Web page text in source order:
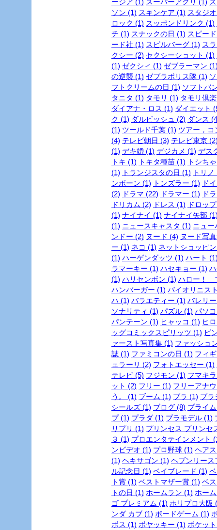
ージア (1) スーパーアグリ (1)
ソン (1) スキンケア (1) スタジ
ロック (1) スッポンドリンク (1)
チ (1) スナックの日 (1) スピー
ード社 (1) スピルバーグ (1) ス
クシー (2) セクシーショット (1)
(1) ゼクシィ (1) ゼブラーマン
の逆襲 (1) ゼブラポリス隊 (1)
フトクリームの日 (1) ソフトバ
タニタ (1) タモリ (1) タモリ倶
ダイアナ・ロス (1) ダイエット
ク (1) ダルビッシュ (2) ダンス
(1) ツールド千葉 (1) ツアー，コ
(4) テレビ朝日 (3) テレビ東京
(1) デキ婚 (1) デジカメ (1) デス
トキ (1) トキタ種苗 (1) トシち
(1) トランジスタの日 (1) トリノ
ンボーン (1) トンズラー (1) ド
(2) ドラマ (22) ドラマー (1) ド
ドリカム (2) ドレス (1) ドロッ
(1) ナイナイ (1) ナイナイ矢部
(1) ニュースキャスタ (1) ニュー
ンドー (2) ヌード (4) ヌード写
ー (1) ネコ (1) ネットショッピ
(1) ハーゲンダッツ (1) ハート
ラマーキー (1) ハセキョー (1)
(1) ハリセンボン (1) ハロー！
ハンバーガー (1) バイオリニス
ハ (1) バラエティー (1) バレリ
ソナリティ (1) パズル (1) パソ
パンテーン (1) ヒャッコ (1) ヒ
ッグコミックスピリッツ (1) ピ
ァースト写真集 (1) ファッショ
誌 (1) ファミコンの日 (1) フィ
ェラーリ (2) フォトエッセー (1)
テレビ (5) フジモン (1) フマキ
ット (2) フリー (1) フリーアナ
う。 (1) ブーム (1) ブラ (1) ブラ
シールズ (1) ブログ (8) プライ
プ (1) プラダ (1) プラモデル (1)
リプリ (1) プリンセス プリンセ
３ (1) プロエンタテインメント
ンビデオ (1) プロ野球 (1) ヘア
(1) ヘキサゴン (1) ヘブンリース
ル記念日 (1) ベイブレード (1)
ト賞 (1) ベストマザー賞 (1) ベ
トの日 (1) ホームラン (1) ホー
ゴ プレミアム (1) ホリプロ大阪
ンダ カブ (1) ボードゲーム (1)
ボス (1) ボヤッキー (1) ポケッ